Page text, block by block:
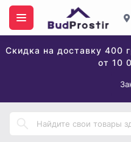
Скидка на доставку 400
от 10